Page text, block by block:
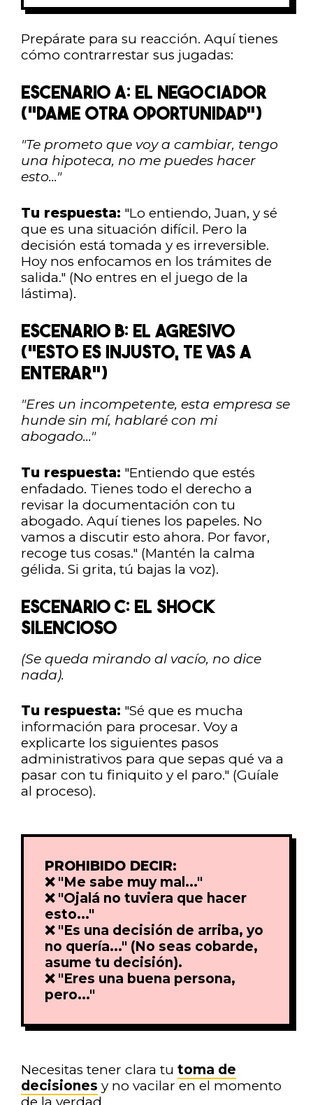
Prepárate para su reacción. Aquí tienes
cómo contrarrestar sus jugadas:
ESCENARIO A: EL NEGOCIADOR
("DAME OTRA OPORTUNIDAD")
"Te prometo que voy a cambiar, tengo
una hipoteca, no me puedes hacer
esto..."
Tu respuesta: "Lo entiendo, Juan, y sé
que es una situación difícil. Pero la
decisión está tomada y es irreversible.
Hoy nos enfocamos en los trámites de
salida." (No entres en el juego de la
lástima).
ESCENARIO B: EL AGRESIVO
("ESTO ES INJUSTO, TE VAS A
ENTERAR")
"Eres un incompetente, esta empresa se
hunde sin mí, hablaré con mi
abogado..."
Tu respuesta: "Entiendo que estés
enfadado. Tienes todo el derecho a
revisar la documentación con tu
abogado. Aquí tienes los papeles. No
vamos a discutir esto ahora. Por favor,
recoge tus cosas." (Mantén la calma
gélida. Si grita, tú bajas la voz).
ESCENARIO C: EL SHOCK
SILENCIOSO
(Se queda mirando al vacío, no dice
nada).
Tu respuesta: "Sé que es mucha
información para procesar. Voy a
explicarte los siguientes pasos
administrativos para que sepas qué va a
pasar con tu finiquito y el paro." (Guíale
al proceso).
PROHIBIDO DECIR:
❌ "Me sabe muy mal..."
❌ "Ojalá no tuviera que hacer
esto..."
❌ "Es una decisión de arriba, yo
no quería..." (No seas cobarde,
asume tu decisión).
❌ "Eres una buena persona,
pero..."
Necesitas tener clara tu toma de
decisiones y no vacilar en el momento